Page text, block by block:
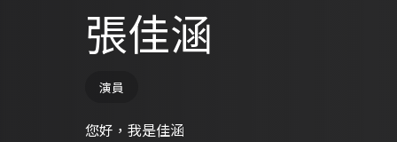
張佳涵
演員
您好，我是佳涵